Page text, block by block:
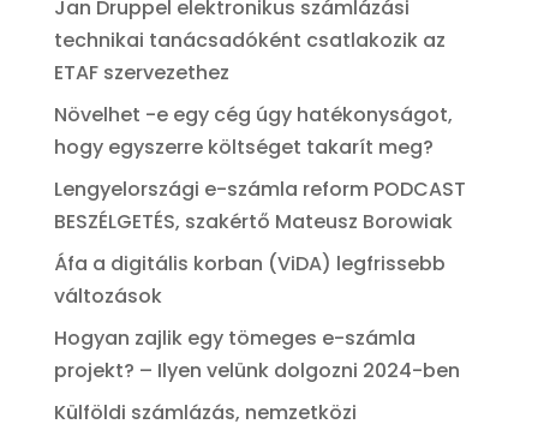
Jan Druppel elektronikus számlázási
technikai tanácsadóként csatlakozik az
ETAF szervezethez
Növelhet -e egy cég úgy hatékonyságot,
hogy egyszerre költséget takarít meg?
Lengyelországi e-számla reform PODCAST
BESZÉLGETÉS, szakértő Mateusz Borowiak
Áfa a digitális korban (ViDA) legfrissebb
változások
Hogyan zajlik egy tömeges e-számla
projekt? – Ilyen velünk dolgozni 2024-ben
Külföldi számlázás, nemzetközi